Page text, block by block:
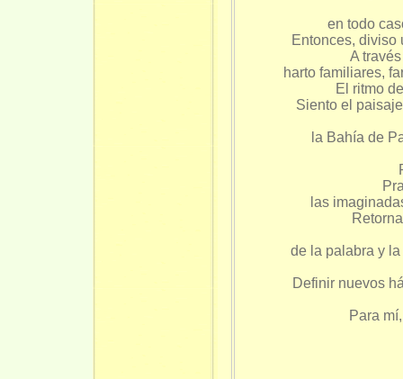
en todo
Entonces, diviso
A
harto familiares,
El ritmo
Siento el
la Bahía de
las
de la palabra y
Definir nuevos
Para